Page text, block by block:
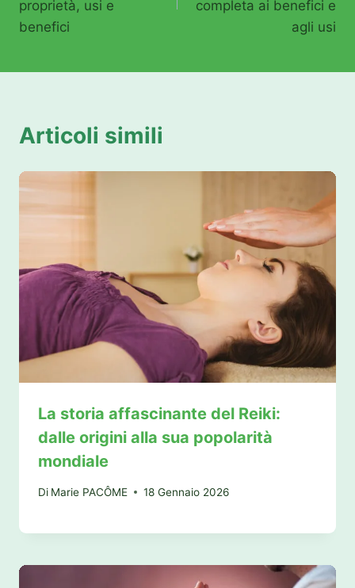
proprietà, usi e
benefici
completa ai benefici e
agli usi
Articoli simili
La storia affascinante del Reiki:
dalle origini alla sua popolarità
mondiale
Di Marie PACÔME 18 Gennaio 2026